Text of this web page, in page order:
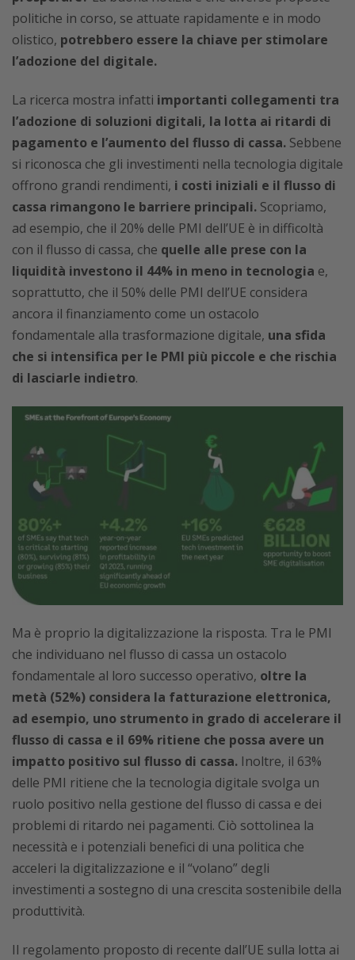
politiche in corso, se attuate rapidamente e in modo
olistico, potrebbero essere la chiave per stimolare
l’adozione del digitale.
La ricerca mostra infatti importanti collegamenti tra
l’adozione di soluzioni digitali, la lotta ai ritardi di
pagamento e l’aumento del flusso di cassa. Sebbene
si riconosca che gli investimenti nella tecnologia digitale
offrono grandi rendimenti, i costi iniziali e il flusso di
cassa rimangono le barriere principali. Scopriamo,
ad esempio, che il 20% delle PMI dell’UE è in difficoltà
con il flusso di cassa, che quelle alle prese con la
liquidità investono il 44% in meno in tecnologia e,
soprattutto, che il 50% delle PMI dell’UE considera
ancora il finanziamento come un ostacolo
fondamentale alla trasformazione digitale, una sfida
che si intensifica per le PMI più piccole e che rischia
di lasciarle indietro.
Ma è proprio la digitalizzazione la risposta. Tra le PMI
che individuano nel flusso di cassa un ostacolo
fondamentale al loro successo operativo, oltre la
metà (52%) considera la fatturazione elettronica,
ad esempio, uno strumento in grado di accelerare il
flusso di cassa e il 69% ritiene che possa avere un
impatto positivo sul flusso di cassa. Inoltre, il 63%
delle PMI ritiene che la tecnologia digitale svolga un
ruolo positivo nella gestione del flusso di cassa e dei
problemi di ritardo nei pagamenti. Ciò sottolinea la
necessità e i potenziali benefici di una politica che
acceleri la digitalizzazione e il “volano” degli
investimenti a sostegno di una crescita sostenibile della
produttività.
Il regolamento proposto di recente dall’UE sulla lotta ai